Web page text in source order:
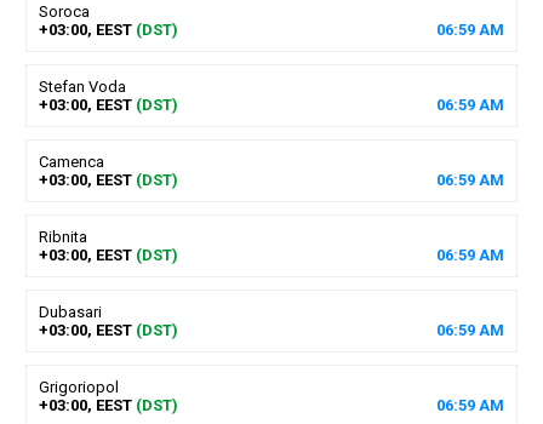
Soroca
+03:00, EEST (DST) 06:59 AM
Stefan Voda
+03:00, EEST (DST) 06:59 AM
Camenca
+03:00, EEST (DST) 06:59 AM
Ribnita
+03:00, EEST (DST) 06:59 AM
Dubasari
+03:00, EEST (DST) 06:59 AM
Grigoriopol
+03:00, EEST (DST) 06:59 AM